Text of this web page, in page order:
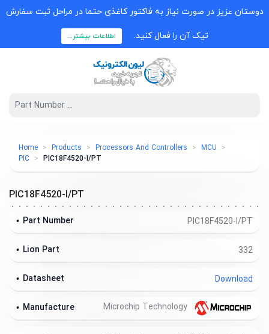
دوستان عزیز در صورت نیاز به فاکتور کاغذی حتما در مراحل ثبت سفارش
تیک آن را فعال کنید. اطلاعات بیشتر...
Home Products Processors And Controllers
MCU
PIC
PIC18F4520-I/PT
PIC18F4520-I/PT
PIC18F4520-I/PT
Part Number
332
Lion Part
Download
Datasheet
Manufacture